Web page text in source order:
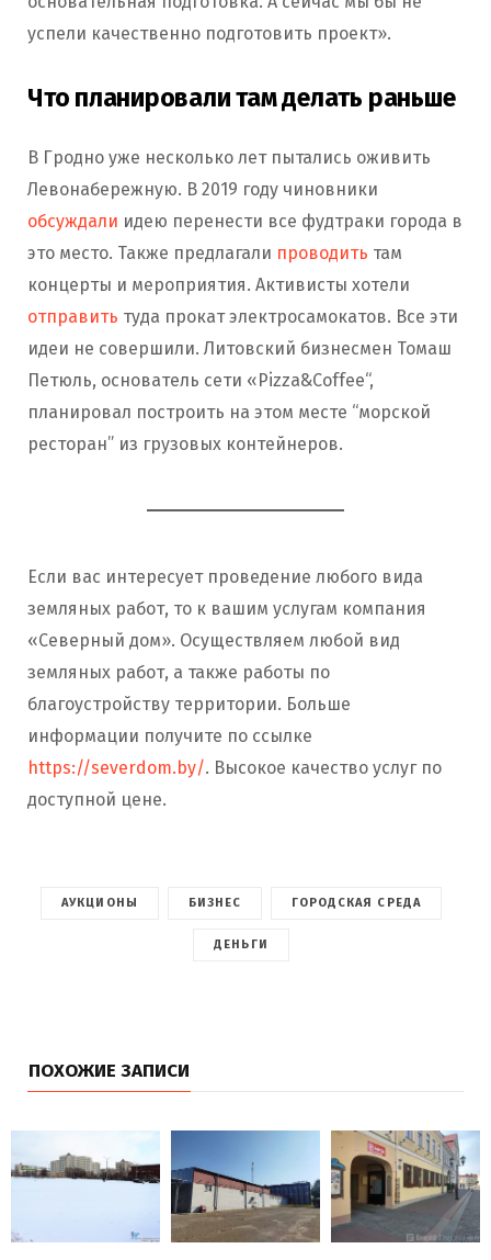
успели качественно подготовить проект».
Что планировали там делать раньше
В Гродно уже несколько лет пытались оживить
Левонабережную. В 2019 году чиновники
обсуждали идею перенести все фудтраки города в
это место. Также предлагали проводить там
концерты и мероприятия. Активисты хотели
отправить туда прокат электросамокатов. Все эти
идеи не совершили. Литовский бизнесмен Томаш
Петюль, основатель сети «Pizza&Coffee“,
планировал построить на этом месте “морской
ресторан” из грузовых контейнеров.
Если вас интересует проведение любого вида
земляных работ, то к вашим услугам компания
«Северный дом». Осуществляем любой вид
земляных работ, а также работы по
благоустройству территории. Больше
информации получите по ссылке
https://severdom.by/. Высокое качество услуг по
доступной цене.
АУКЦИОНЫ БИЗНЕС ГОРОДСКАЯ СРЕДА
ДЕНЬГИ
ПОХОЖИЕ ЗАПИСИ